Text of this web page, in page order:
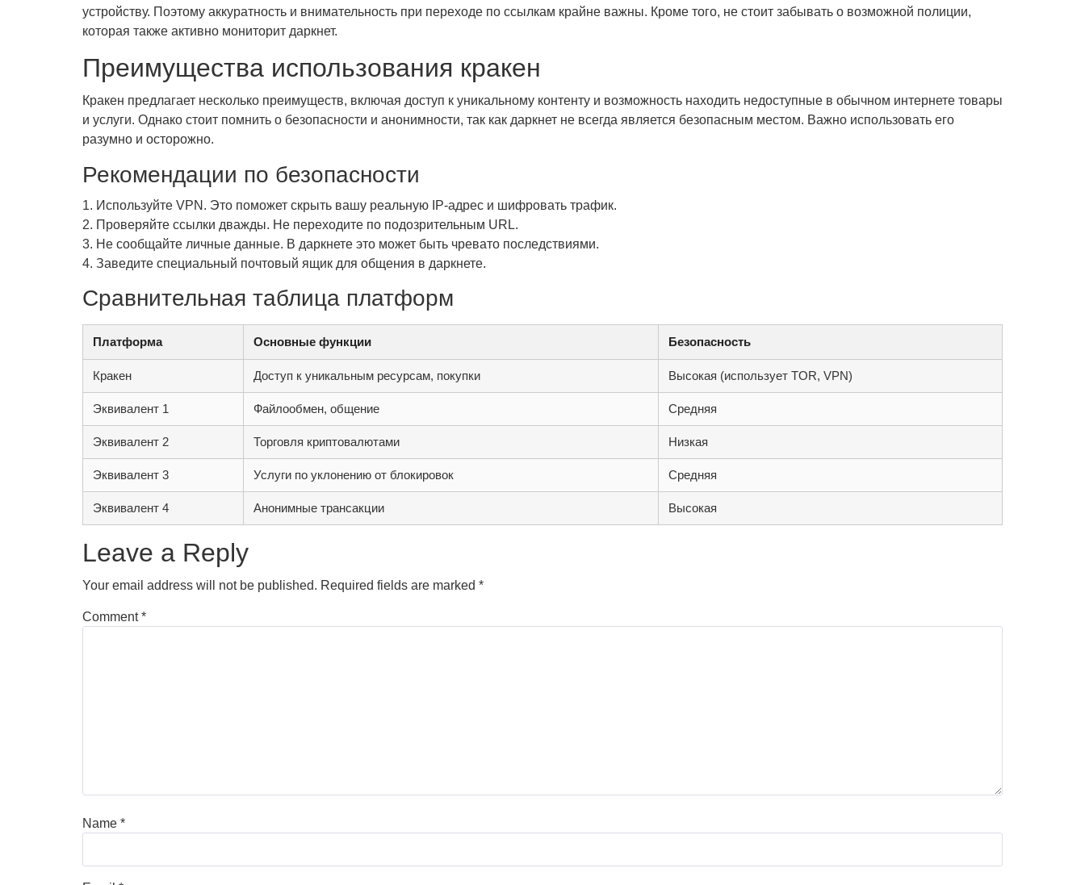
устройству. Поэтому аккуратность и внимательность при переходе по ссылкам крайне важны. Кроме того, не стоит забывать о возможной полиции,
которая также активно мониторит даркнет.
Преимущества использования кракен
Кракен предлагает несколько преимуществ, включая доступ к уникальному контенту и возможность находить недоступные в обычном интернете товары
и услуги. Однако стоит помнить о безопасности и анонимности, так как даркнет не всегда является безопасным местом. Важно использовать его
разумно и осторожно.
Рекомендации по безопасности
1. Используйте VPN. Это поможет скрыть вашу реальную IP-адрес и шифровать трафик.
2. Проверяйте ссылки дважды. Не переходите по подозрительным URL.
3. Не сообщайте личные данные. В даркнете это может быть чревато последствиями.
4. Заведите специальный почтовый ящик для общения в даркнете.
Сравнительная таблица платформ
Платформа Основные функции Безопасность
Кракен Доступ к уникальным ресурсам, покупки Высокая (использует TOR, VPN)
Эквивалент 1 Файлообмен, общение Средняя
Эквивалент 2 Торговля криптовалютами Низкая
Эквивалент 3 Услуги по уклонению от блокировок Средняя
Эквивалент 4 Анонимные трансакции Высокая
Leave a Reply
Your email address will not be published. Required fields are marked *
Comment*
Name *